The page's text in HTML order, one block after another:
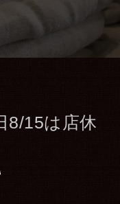
8/15は店休